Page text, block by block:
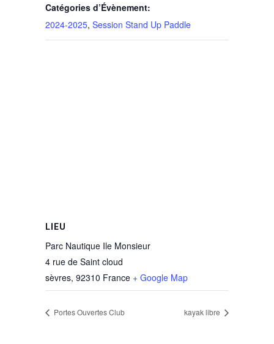
Catégories d’Évènement:
2024-2025, Session Stand Up Paddle
LIEU
Parc Nautique Ile Monsieur
4 rue de Saint cloud
sèvres, 92310 France + Google Map
Portes Ouvertes Club kayak libre